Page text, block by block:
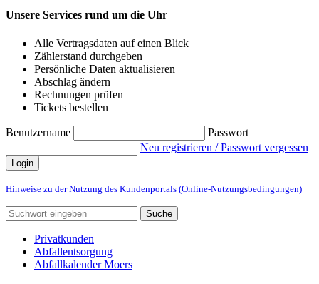
Unsere Services rund um die Uhr
Alle Vertragsdaten auf einen Blick
Zählerstand durchgeben
Persönliche Daten aktualisieren
Abschlag ändern
Rechnungen prüfen
Tickets bestellen
Benutzername
Passwort
Neu registrieren / Passwort vergessen
Login
Hinweise zu der Nutzung des Kundenportals (Online-Nutzungsbedingungen)
Suche
Privatkunden
Abfallentsorgung
Abfallkalender Moers